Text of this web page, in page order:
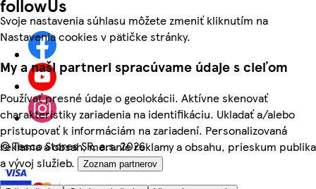
Svoje nastavenia súhlasu môžete zmeniť kliknutím na
Nastavenia cookies v pätičke stránky.
My a naši partneri spracúvame údaje s cieľom
Používať presné údaje o geolokácii. Aktívne skenovať
charakteristiky zariadenia na identifikáciu. Ukladať a/alebo
pristupovať k informáciám na zariadení. Personalizovaná
reklama a obsah, meranie reklamy a obsahu, prieskum publika
a vývoj služieb.
Zoznam partnerov
followUs
©Tesco Stores SR, a.s. 2026